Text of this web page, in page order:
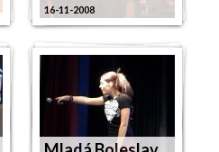
16-11-2008